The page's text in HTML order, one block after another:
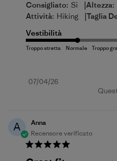
Consigliato: Si |Altezza:
Attività: Hiking |Taglia
Vestibilità
Data
07/04/26
A
Anna
Recensore verificato